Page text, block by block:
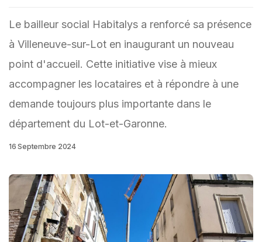
Le bailleur social Habitalys a renforcé sa présence
à Villeneuve-sur-Lot en inaugurant un nouveau
point d'accueil. Cette initiative vise à mieux
accompagner les locataires et à répondre à une
demande toujours plus importante dans le
département du Lot-et-Garonne.
16 Septembre 2024